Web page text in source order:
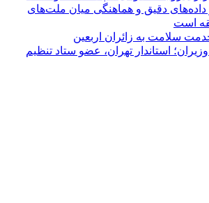
داده‌های دقیق و هماهنگی میان ملت‌های
است
استاندار تهران، عضو ستاد تنظیم